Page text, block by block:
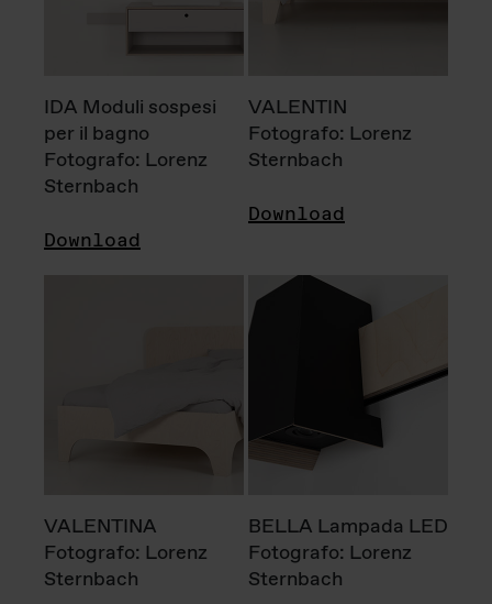
IDA Moduli sospesi
per il bagno
Fotografo: Lorenz
Sternbach
Download
VALENTIN
Fotografo: Lorenz
Sternbach
Download
VALENTINA
Fotografo: Lorenz
Sternbach
BELLA Lampada LED
Fotografo: Lorenz
Sternbach